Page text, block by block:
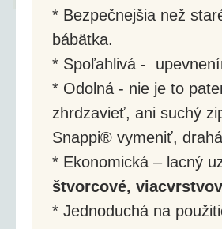
* Bezpečnejšia než
bábätka.
* Spoľahlivá -
* Odolná - nie je to
zhrdzavieť, ani suchý
Snappi® vymeniť,
* Ekonomická – lacný
štvorcové,
* Jednoduchá na